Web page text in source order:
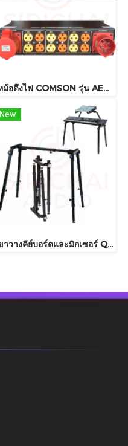
หม้อดึงไฟ COMSON รุ่น AEC639
New
ขาวางคีย์บอร์ดและมิกเซอร์ QuikLok รุ่น WS421